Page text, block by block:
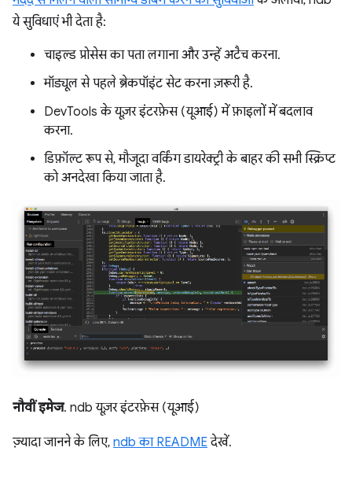
ये सुविधाएं भी देता है:
चाइल्ड प्रोसेस का पता लगाना और उन्हें अटैच करना.
मॉड्यूल से पहले ब्रेकपॉइंट सेट करना ज़रूरी है.
DevTools के यूज़र इंटरफ़ेस (यूआई) में फ़ाइलों में बदलाव
करना.
डिफ़ॉल्ट रूप से, मौजूदा वर्किंग डायरेक्ट्री के बाहर की सभी स्क्रिप्ट
को अनदेखा किया जाता है.
नौवीं इमेज. ndb यूज़र इंटरफ़ेस (यूआई)
ज़्यादा जानने के लिए, ndb का READMEदेखें.